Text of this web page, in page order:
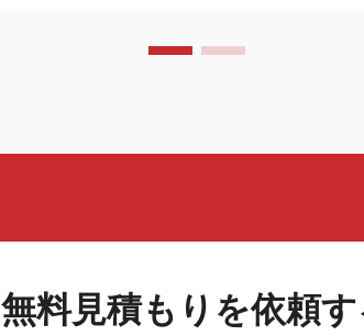
火岩石断熱ブランクが挙げられます。
無料見積もりを依頼す